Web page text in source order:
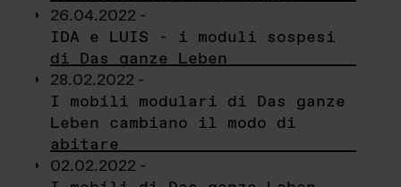
26.04.2022 -
IDA e LUIS - i moduli sospesi
di Das ganze Leben
28.02.2022 -
I mobili modulari di Das ganze
Leben cambiano il modo di
abitare
02.02.2022 -